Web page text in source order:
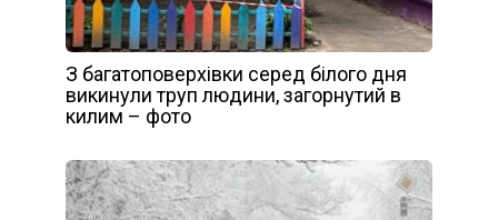
З багатоповерхівки серед білого дня
викинули труп людини, загорнутий в
килим – фото